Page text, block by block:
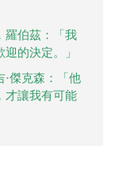
羅伯茲：「我
的決定。」
·傑克森：「他
才讓我有可能